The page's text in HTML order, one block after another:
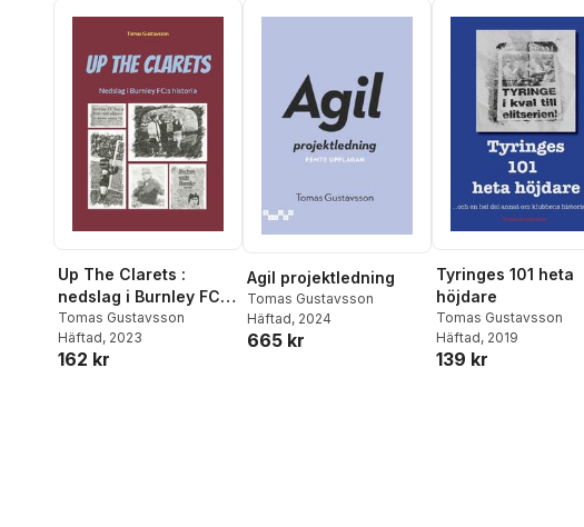
Up The Clarets :
nedslag i Burnley FC:s
historia
Tomas Gustavsson
Häftad, 2023
162 kr
Agil projektledning
Tomas Gustavsson
Häftad, 2024
665 kr
Tyringes 101 heta
höjdare
Tomas Gustavsson
Häftad, 2019
139 kr